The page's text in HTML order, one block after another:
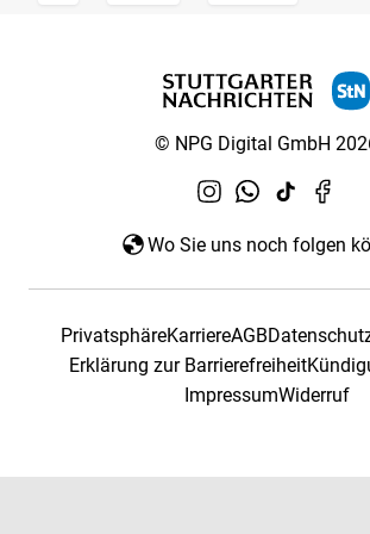
© NPG Digital GmbH
Wo Sie uns noch folgen
PrivatsphäreKarriereAGB
Erklärung zur Barrierefreiheit
ImpressumWiderruf